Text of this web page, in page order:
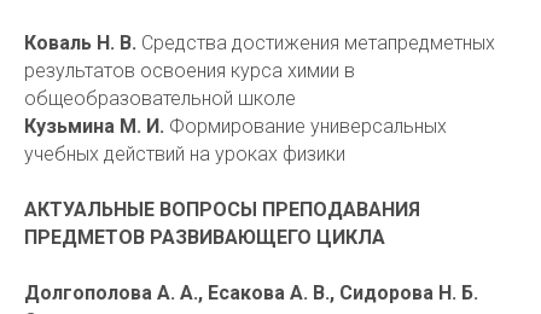
Коваль Н. В. Средства достижения метапредметных
результатов освоения курса химии в
общеобразовательной школе
Кузьмина М. И. Формирование универсальных
учебных действий на уроках физики
АКТУАЛЬНЫЕ ВОПРОСЫ ПРЕПОДАВАНИЯ
ПРЕДМЕТОВ РАЗВИВАЮЩЕГО ЦИКЛА
Долгополова А. А., Есакова А. В., Сидорова Н. Б.